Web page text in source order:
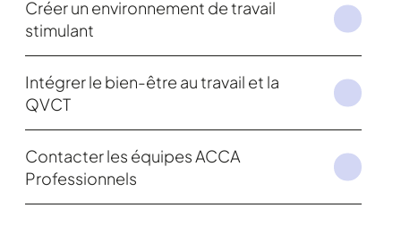
Créer un environnement de travail
stimulant
Intégrer le bien-être au travail et la
QVCT
Contacter les équipes ACCA
Professionnels